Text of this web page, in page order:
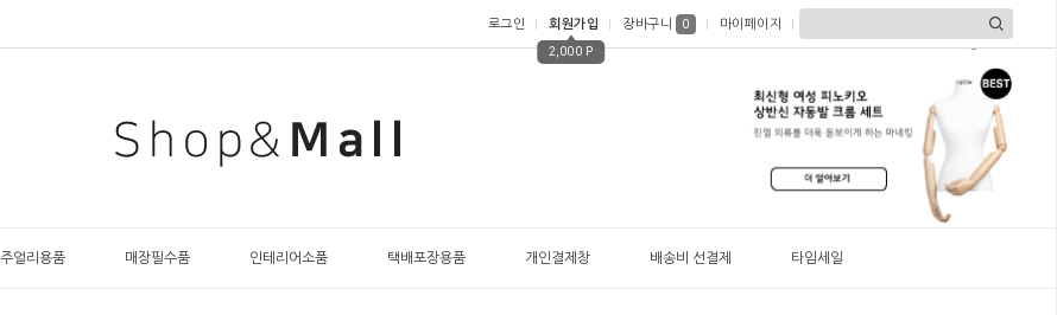
로그인 회원가입
2,000 P
장바구니 0 마이페이지
주얼리용품 매장필수품 인테리어소품 택배포장용품 개인결제창 배송비 선결제 타임세일